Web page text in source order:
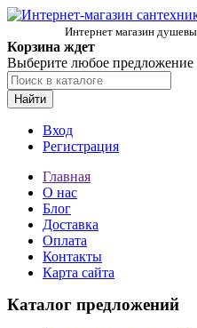
Интернет магазин
Корзина ждет
Выберите любое предложение
Найти
Вход
Регистрация
Главная
О нас
Блог
Доставка
Оплата
Контакты
Карта сайта
Каталог предложений